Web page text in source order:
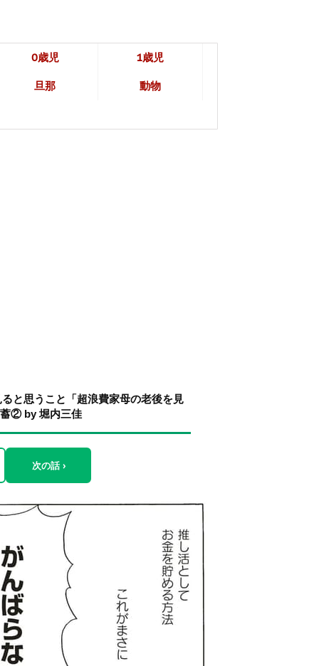
0歳児 1歳児
旦那 動物
と思うこと「超浪費家母の老後を見
蓄② by 堀内三佳
次の話 ›